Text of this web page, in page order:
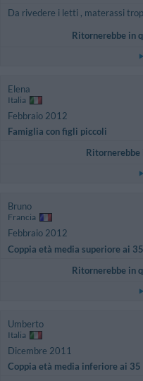
Da rivedere i letti , materassi
Ritornerebbe in
Elena
Italia
Febbraio 2012
Famiglia con figli piccoli
Ritornerebbe
Bruno
Francia
Febbraio 2012
Coppia età media superiore ai
Ritornerebbe in
Umberto
Italia
Dicembre 2011
Coppia età media inferiore ai 35